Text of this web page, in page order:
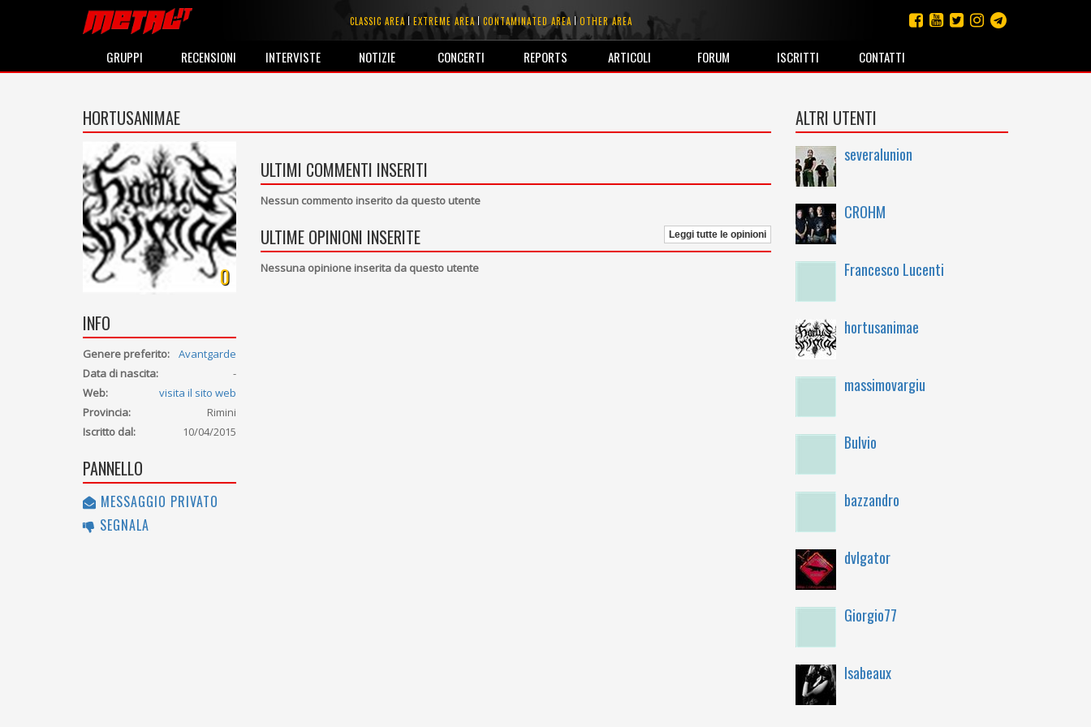
CLASSIC AREA EXTREME AREA CONTAMINATED AREA OTHER AREA
GRUPPI RECENSIONI INTERVISTE NOTIZIE CONCERTI REPORTS ARTICOLI FORUM ISCRITTI CONTATTI
HORTUSANIMAE
0
INFO
Genere preferito:
Avantgarde
Data di nascita:
-
Web:
visita il sito web
Provincia:
Rimini
Iscritto dal:
10/04/2015
PANNELLO
MESSAGGIO PRIVATO
SEGNALA
ULTIMI COMMENTI INSERITI
Nessun commento inserito da questo utente
ULTIME OPINIONI INSERITE Leggi tutte le opinioni
Nessuna opinione inserita da questo utente
ALTRI UTENTI
severalunion
CROHM
Francesco Lucenti
hortusanimae
massimovargiu
Bulvio
bazzandro
dvlgator
Giorgio77
Isabeaux